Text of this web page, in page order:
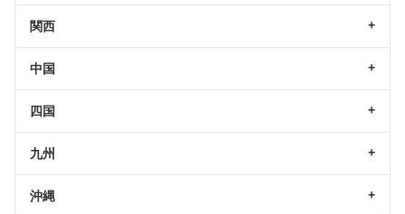
関西
中国
四国
九州
沖縄